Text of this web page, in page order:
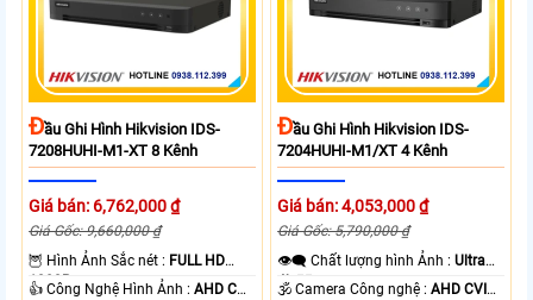
ĐẦu Ghi Hình Hikvision IDS-
7208HUHI-M1-XT 8 Kênh
Giá bán: 6,762,000 ₫
Giá Gốc: 9,660,000 ₫
🦉 Hình Ảnh Sắc nét : FULL HD
1080P .
👍 Công Nghệ Hình Ảnh :AHD CVI
ĐẦu Ghi Hình Hikvision IDS-
7204HUHI-M1/XT 4 Kênh
Giá bán: 4,053,000 ₫
Giá Gốc: 5,790,000 ₫
👁️‍🗨 Chất lượng hình Ảnh :Ultra
4k 👍🏾 .
🕉️ Camera Công nghệ :AHD CVI